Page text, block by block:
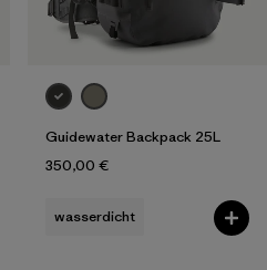
Guidewater Backpack 25L
350,00 €
wasserdicht